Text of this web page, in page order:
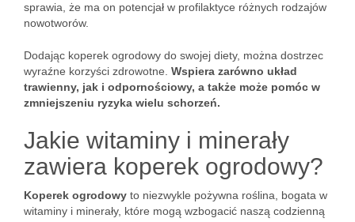
sprawia, że ma on potencjał w profilaktyce różnych rodzajów
nowotworów.
Dodając koperek ogrodowy do swojej diety, można dostrzec
wyraźne korzyści zdrowotne. Wspiera zarówno układ
trawienny, jak i odpornościowy, a także może pomóc w
zmniejszeniu ryzyka wielu schorzeń.
Jakie witaminy i minerały
zawiera koperek ogrodowy?
Koperek ogrodowy to niezwykle pożywna roślina, bogata w
witaminy i minerały, które mogą wzbogacić naszą codzienną